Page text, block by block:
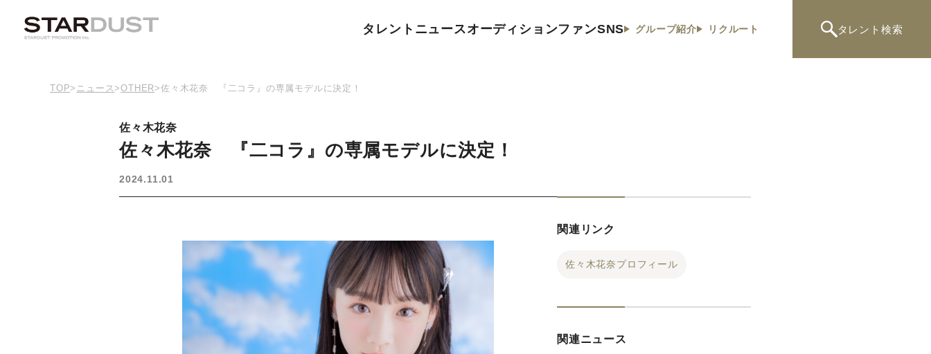
タレント ニュースオーディションファンSNS グループ紹介 リクルート タレント 検索
TOP> ニュース>OTHER>佐々木花奈 『二コラ』の専属モデルに決定！
佐々木花奈
佐々木花奈 『二コラ』の専属モデルに決定！
2024.11.01
関連リンク
佐々木花奈プロフィール
関連ニュース